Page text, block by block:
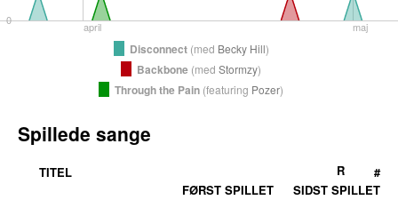
april maj
0
Disconnect(med Becky Hill)
Backbone (med Stormzy)
Through the Pain (featuring Pozer)
Spillede sange
TITEL
FØRST SPILLET
SIDST SPILLET
R #